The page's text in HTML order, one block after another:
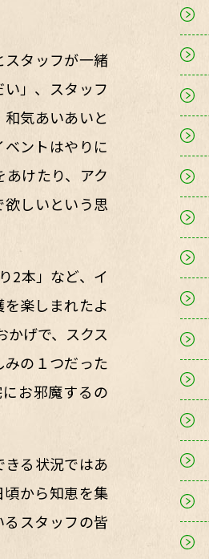
スタッフが一緒
」、スタッフ
気あいあいと
ントはやりに
けたり、アク
しいという思
2本」など、イ
楽しまれたよ
かげで、スクス
の１つだった
お邪魔するの
る状況ではあ
頃から知恵を集
スタッフの皆